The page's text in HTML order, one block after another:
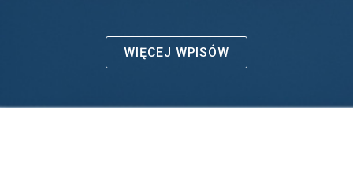
WIĘCEJ WPISÓW